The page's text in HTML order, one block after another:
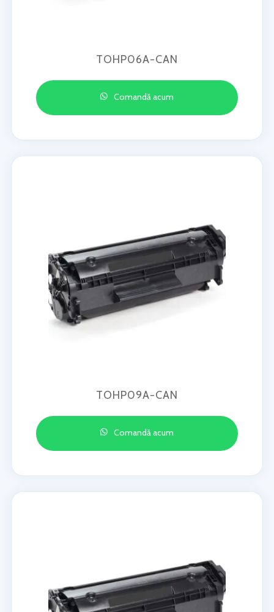
TOHP06A-CAN
Comandă acum
TOHP09A-CAN
Comandă acum